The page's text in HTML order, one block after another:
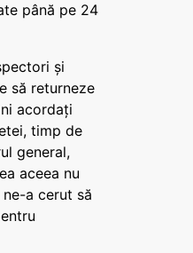
până pe 24
și
să returneze
acordați
timp de
general,
aceea nu
a cerut să